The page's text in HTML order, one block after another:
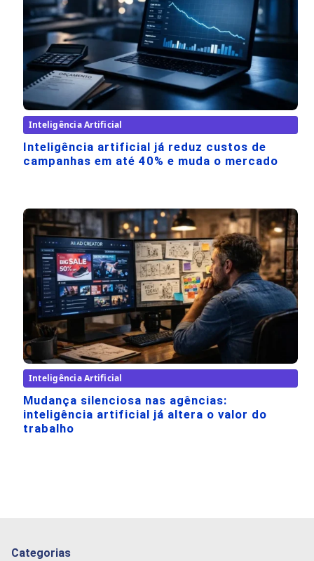
Inteligência Artificial
Inteligência artificial já reduz custos de
campanhas em até 40% e muda o mercado
Inteligência Artificial
Mudança silenciosa nas agências:
inteligência artificial já altera o valor do
trabalho
Categorias